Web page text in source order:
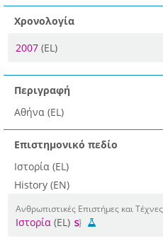
Χρονολογία
2007 (EL)
Περιγραφή
Αθήνα (EL)
Επιστημονικό πεδίο
Ιστορία (EL)
History (EN)
Ανθρωπιστικές Επιστήμες και
Ιστορία (EL)